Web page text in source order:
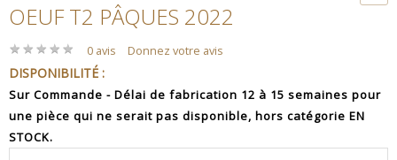
OEUF T2 PÂQUES 2022
★ ★ ★ ★ ★
★ ★ ★ ★ ★ 0 avis Donnez votre avis
DISPONIBILITÉ :
Sur Commande - Délai de fabrication 12 à 15 semaines pour
une pièce qui ne serait pas disponible, hors catégorie EN
STOCK.